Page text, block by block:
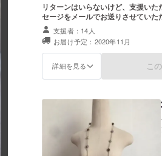
リターンはいらないけど、支援い
セージをメールでお送りさせていた
支援者：14人
お届け予定：2020年11月
詳細を見る こ